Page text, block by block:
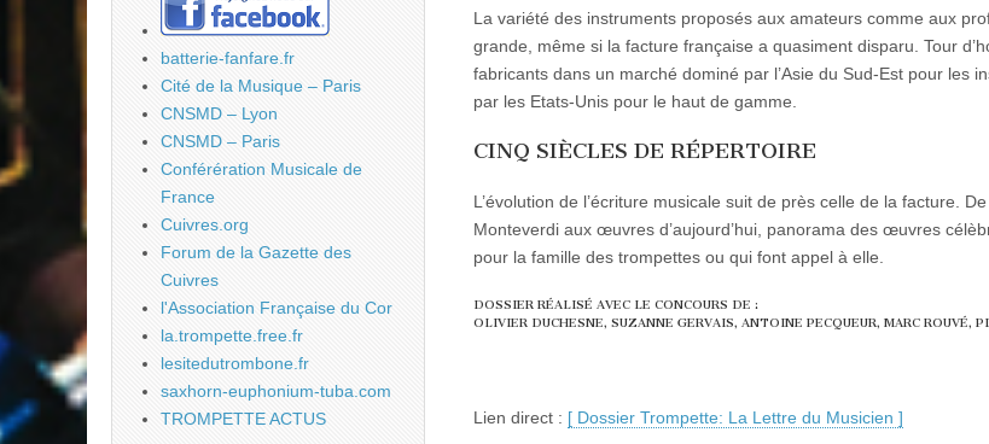
La variété des instruments proposés aux amateurs comme aux
grande, même si la facture française a quasiment disparu. Tour
fabricants dans un marché dominé par l’Asie du Sud-Est pour les
par les Etats-Unis pour le haut de gamme.
CINQ SIÈCLES DE RÉPERTOIRE
L’évolution de l’écriture musicale suit de près celle de la facture. De
Monteverdi aux œuvres d’aujourd’hui, panorama des œuvres
pour la famille des trompettes ou qui font appel à elle.
DOSSIER RÉALISÉ AVEC LE CONCOURS DE :
OLIVIER DUCHESNE, SUZANNE GERVAIS, ANTOINE PECQUEUR, MARC ROUVÉ,
Lien direct : [ Dossier Trompette: La Lettre du Musicien ]
batterie-fanfare.fr
Cité de la Musique – Paris
CNSMD – Lyon
CNSMD – Paris
Conférération Musicale de
France
Cuivres.org
Forum de la Gazette des
Cuivres
l'Association Française du Cor
la.trompette.free.fr
lesitedutrombone.fr
saxhorn-euphonium-tuba.com
TROMPETTE ACTUS